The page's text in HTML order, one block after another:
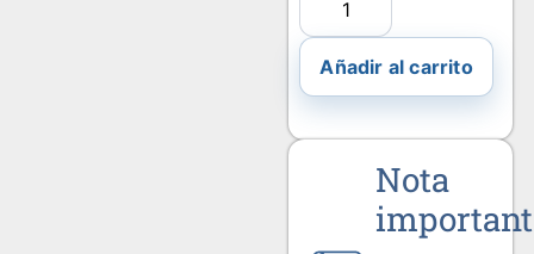
Añadir al carrito
Nota